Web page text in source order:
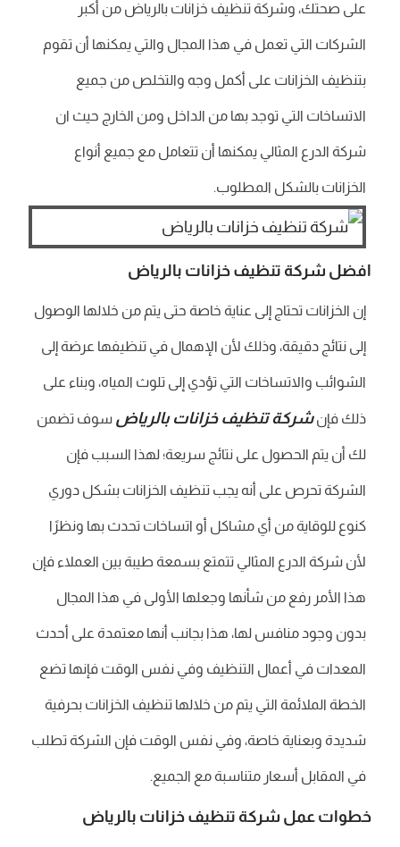
على صحتك، وشركة تنظيف خزانات بالرياض من أكبر
الشركات التي تعمل في هذا المجال والتي يمكنها أن تقوم
بتنظيف الخزانات على أكمل وجه والتخلص من جميع
الاتساخات التي توجد بها من الداخل ومن الخارج حيث ان
شركة الدرع المثالي يمكنها أن تتعامل مع جميع أنواع
الخزانات بالشكل المطلوب.
افضل شركة تنظيف خزانات بالرياض
إن الخزانات تحتاج إلى عناية خاصة حتى يتم من خلالها الوصول
إلى نتائج دقيقة، وذلك لأن الإهمال في تنظيفها عرضة إلى
الشوائب والاتساخات التي تؤدي إلى تلوث المياه، وبناء على
ذلك فإنشركة تنظيف خزانات بالرياض سوف تضمن
لك أن يتم الحصول على نتائج سريعة؛ لهذا السبب فإن
الشركة تحرص على أنه يجب تنظيف الخزانات بشكل دوري
كنوع للوقاية من أي مشاكل أو اتساخات تحدث بها ونظرًا
لأن شركة الدرع المثالي تتمتع بسمعة طيبة بين العملاء فإن
هذا الأمر رفع من شأنها وجعلها الأولى في هذا المجال
بدون وجود منافس لها، هذا بجانب أنها معتمدة على أحدث
المعدات في أعمال التنظيف وفي نفس الوقت فإنها تضع
الخطة الملائمة التي يتم من خلالها تنظيف الخزانات بحرفية
شديدة وبعناية خاصة، وفي نفس الوقت فإن الشركة تطلب
في المقابل أسعار متناسبة مع الجميع.
خطوات عمل شركة تنظيف خزانات بالرياض